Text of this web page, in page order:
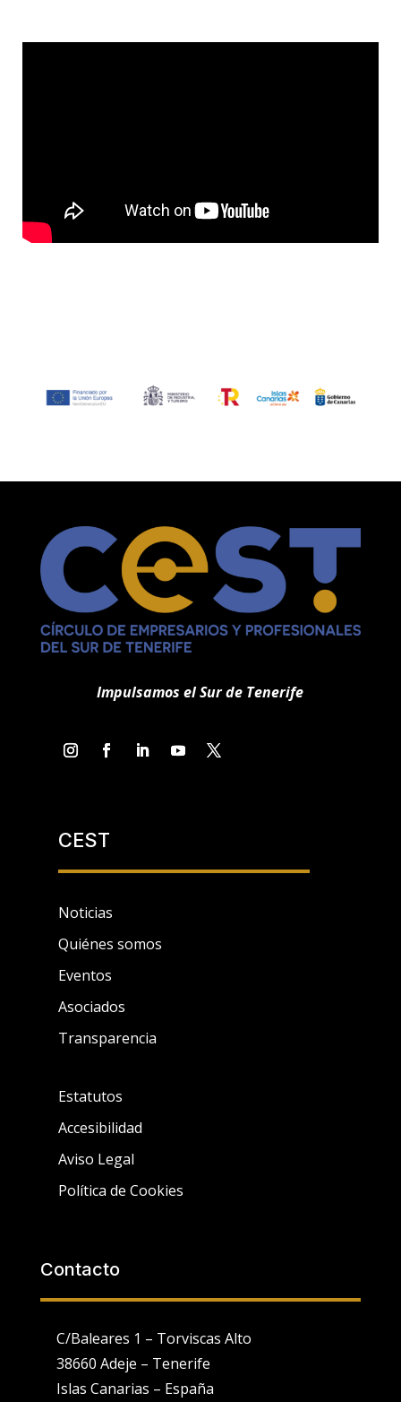
Impulsamos el Sur de Tenerife
CEST
Noticias
Quiénes somos
Eventos
Asociados
Transparencia
Estatutos
Accesibilidad
Aviso Legal
Política de Cookies
Contacto
C/Baleares 1 – Torviscas Alto
38660 Adeje – Tenerife
Islas Canarias – España